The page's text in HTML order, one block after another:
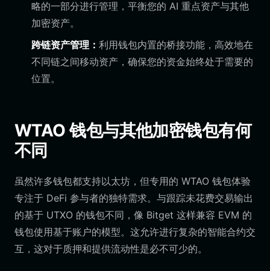
略的一部分进行管理，平衡您的 AI 重点资产与其他
加密资产。
跨链资产管理： 利用钱包内置的桥接功能，高效地在
不同链之间移动资产，确保您的资金始终处于需要的
位置。
WTAO 钱包与其他加密钱包有何
不同
虽然许多钱包都支持以太坊，但专用的 WTAO 钱包体验
专注于 DeFi 参与者的独特需求。与跟踪未花费交易输出
的基于 UTXO 的钱包不同，像 Bitget 这样兼容 EVM 的
钱包使用基于账户的模型。这允许进行复杂的智能合约交
互，这对于质押和提供流动性是必不可少的。